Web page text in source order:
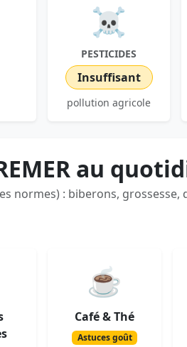
☠️
PESTICIDES
Insuffisant
pollution agricole
au
normes) : biberons, grossesse,
☕
Café & Thé
Astuces goût